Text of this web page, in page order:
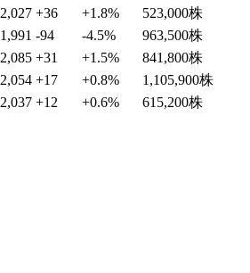
2,027 +36 +1.8% 523,000株
1,991 -94 -4.5% 963,500株
2,085 +31 +1.5% 841,800株
2,054 +17 +0.8% 1,105,900株
2,037 +12 +0.6% 615,200株